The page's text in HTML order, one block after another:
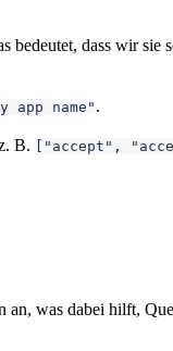
dass wir sie
app name".
B.
["accept",
was dabei hilft,